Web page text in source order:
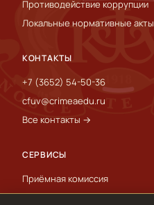
Противодействие коррупции
Локальные нормативные акты
КОНТАКТЫ
+7 (3652) 54-50-36
cfuv@crimeaedu.ru
Все контакты →
СЕРВИСЫ
Приёмная комиссия
Пресс-служба